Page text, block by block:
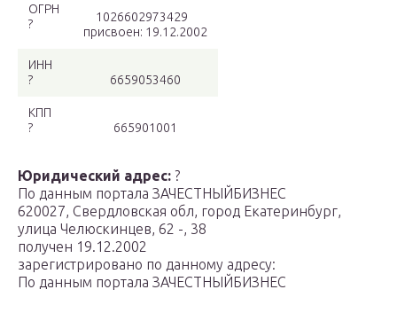
ОГРН
?
1026602973429
присвоен: 19.12.2002
ИНН
?
6659053460
КПП
?
665901001
Юридический адрес: ?
По данным портала ЗАЧЕСТНЫЙБИЗНЕС
620027, Свердловская обл, город Екатеринбург,
улица Челюскинцев, 62 -, 38
получен 19.12.2002
зарегистрировано по данному адресу:
По данным портала ЗАЧЕСТНЫЙБИЗНЕС